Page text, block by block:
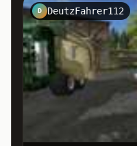
D DeutzFahrer112